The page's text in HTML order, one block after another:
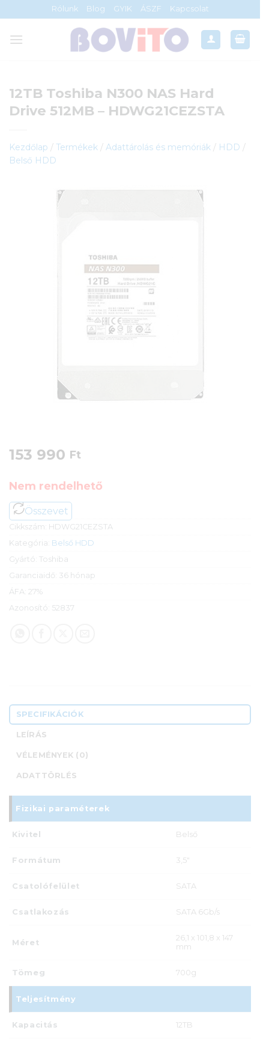
to
content
Rólunk Blog GYIK ÁSZF Kapcsolat
12TB Toshiba N300 NAS Hard
Drive 512MB – HDWG21CEZSTA
Kezdőlap / Termékek / Adattárolás és memóriák / HDD /
Belső HDD
153 990 Ft
Nem rendelhető
Összevet
Cikkszám: HDWG21CEZSTA
Kategória: Belső HDD
Gyártó: Toshiba
Garanciaidő: 36 hónap
ÁFA: 27%
Azonosító: 52837
SPECIFIKÁCIÓK
LEÍRÁS
VÉLEMÉNYEK (0)
ADATTÖRLÉS
Fizikai paraméterek
Kivitel Belső
Formátum 3,5"
Csatolófelület SATA
Csatlakozás SATA 6Gb/s
Méret
26,1 x 101,8 x 147
mm
Tömeg 700g
Teljesítmény
Kapacitás 12TB